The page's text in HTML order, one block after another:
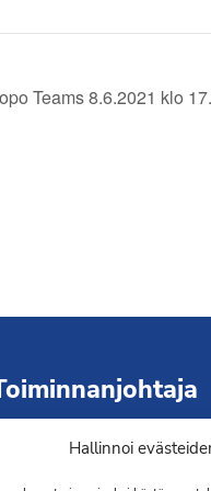
Hallinnoi
Teams 8.6.2021 klo
Järvinen